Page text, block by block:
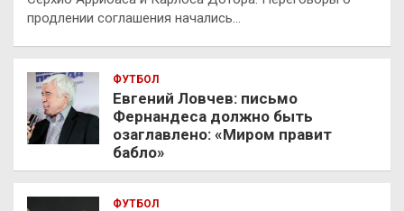
продлении соглашения начались…
ФУТБОЛ
Евгений Ловчев: письмо
Фернандеса должно быть
озаглавлено: «Миром правит
бабло»
ФУТБОЛ